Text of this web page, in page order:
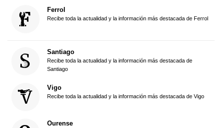
Ferrol
Recibe toda la actualidad y la información más destacada de Ferrol
Santiago
Recibe toda la actualidad y la información más destacada de
Santiago
Vigo
Recibe toda la actualidad y la información más destacada de Vigo
Ourense